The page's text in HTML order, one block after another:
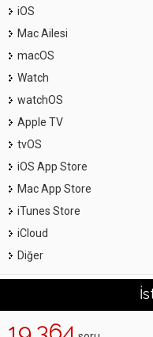
iOS
Mac Ailesi
macOS
Watch
watchOS
Apple TV
tvOS
iOS App Store
Mac App Store
iTunes Store
iCloud
Diğer